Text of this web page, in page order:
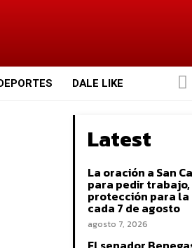
DALE LIKE
Latest
La oración a San
para pedir
protección para
cada 7 de agosto
agosto 7, 2026